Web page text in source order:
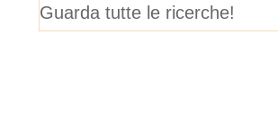
Guarda tutte le ricerche!